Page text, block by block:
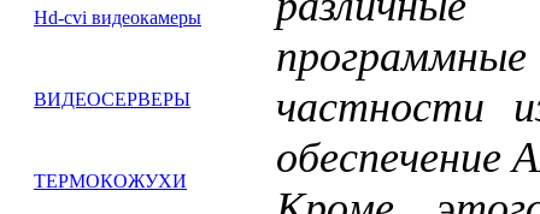
Hd-cvi видеокамеры
ВИДЕОСЕРВЕРЫ
ТЕРМОКОЖУХИ
частности
обеспечение